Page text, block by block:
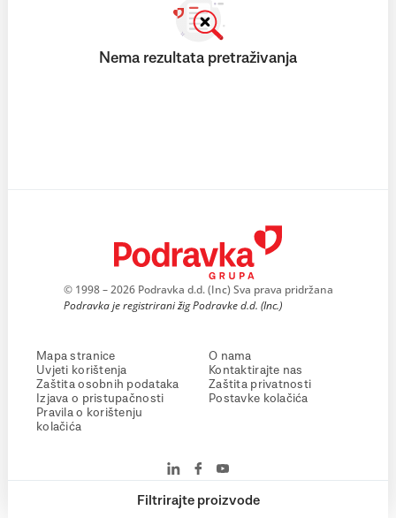
Filtrirajte proizvode
Nema rezultata pretraživanja
© 1998 – 2026 Podravka d.d. (Inc) Sva prava pridržana
Podravka je registrirani žig Podravke d.d. (Inc.)
Mapa stranice
Uvjeti korištenja
Zaštita osobnih podataka
Izjava o pristupačnosti
Pravila o korištenju
kolačića
O nama
Kontaktirajte nas
Zaštita privatnosti
Postavke kolačića